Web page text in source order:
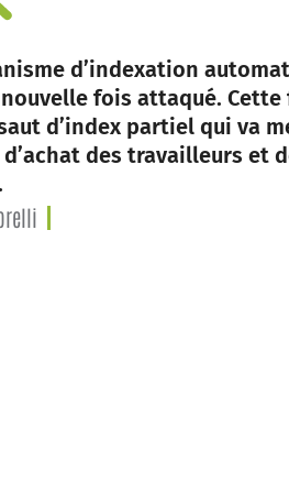
d’indexation
fois attaqué. Cette
d’index partiel qui va
des travailleurs et